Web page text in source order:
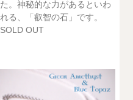
た。神秘的な力があるといわ
れる、「叡智の石」です。
SOLD OUT